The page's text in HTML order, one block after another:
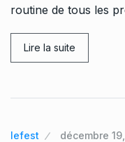
routine de tous les
Lire la suite
lefest décembre